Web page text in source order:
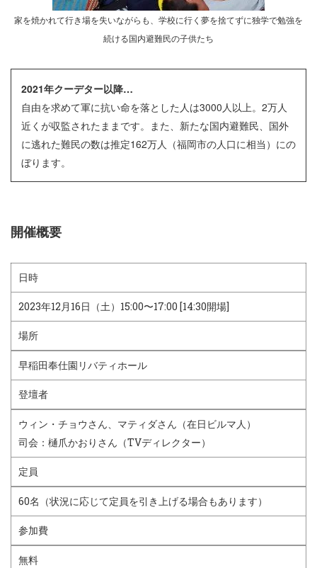
家を焼かれて行き場を失いながらも、学校に行く夢を捨てずに独学で勉強を
続ける国内避難民の子供たち
2021年クーデター以降…
自由を求めて軍に抗い命を落とした人は3000人以上。2万人
近くが収監されたままです。また、新たな国内避難民、国外
に逃れた難民の数は推定162万人（福岡市の人口に相当）にの
ぼります。
開催概要
日時
2023年12月16日（土）15:00〜17:00 [14:30開場]
場所
早稲田奉仕園リバティホール
登壇者
ウィン・チョウさん、マティダさん（在日ビルマ人）
司会：樋爪かおりさん（TVディレクター）
定員
60名（状況に応じて定員を引き上げる場合もあります）
参加費
無料